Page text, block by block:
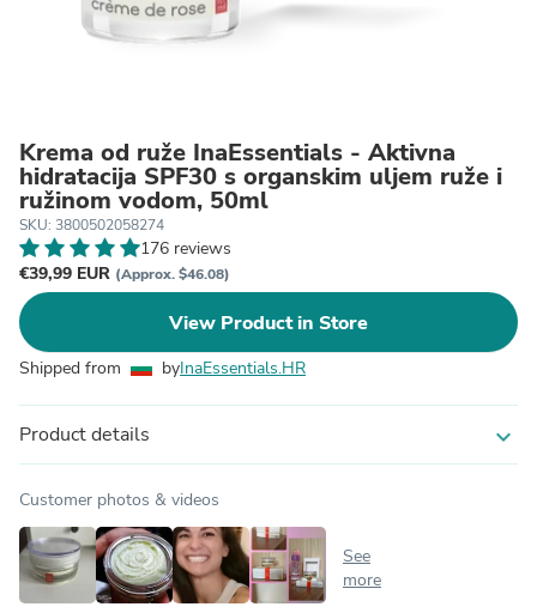
Krema od ruže InaEssentials - Aktivna
hidratacija SPF30 s organskim uljem ruže i
ružinom vodom, 50ml
SKU: 3800502058274
176 reviews
€39,99 EUR (Approx. $46.08)
View Product in Store
Shipped from byInaEssentials.HR
Product details expand_more
Customer photos & videos
See
more